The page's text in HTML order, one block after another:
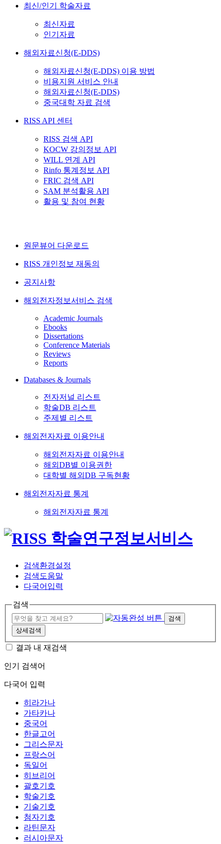
최신/인기 학술자료
최신자료
인기자료
해외자료신청(E-DDS)
해외자료신청(E-DDS) 이용 방법
비용지원 서비스 안내
해외자료신청(E-DDS)
중국대학 자료 검색
RISS API 센터
RISS 검색 API
KOCW 강의정보 API
WILL 연계 API
Rinfo 통계정보 API
FRIC 검색 API
SAM 분석활용 API
활용 및 참여 현황
원문뷰어 다운로드
RISS 개인정보 재동의
공지사항
해외전자정보서비스 검색
Academic Journals
Ebooks
Dissertations
Conference Materials
Reviews
Reports
Databases & Journals
전자저널 리스트
학술DB 리스트
주제별 리스트
해외전자자료 이용안내
해외전자자료 이용안내
해외DB별 이용권한
대학별 해외DB 구독현황
해외전자자료 통계
해외전자자료 통계
검색환경설정
검색도움말
다국어입력
검색
검색
상세검색
결과 내 재검색
인기 검색어
다국어 입력
히라가나
가타카나
중국어
한글고어
그리스문자
프랑스어
독일어
히브리어
괄호기호
학술기호
기술기호
첨자기호
라틴문자
러시아문자